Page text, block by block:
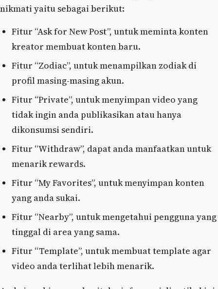
nikmati yaitu sebagai berikut:
Fitur “Ask for New Post”, untuk meminta konten
kreator membuat konten baru.
Fitur “Zodiac”, untuk menampilkan zodiak di
profil masing-masing akun.
Fitur “Private”, untuk menyimpan video yang
tidak ingin anda publikasikan atau hanya
dikonsumsi sendiri.
Fitur “Withdraw”, dapat anda manfaatkan untuk
menarik rewards.
Fitur “My Favorites”, untuk menyimpan konten
yang anda sukai.
Fitur “Nearby”, untuk mengetahui pengguna yang
tinggal di area yang sama.
Fitur “Template”, untuk membuat template agar
video anda terlihat lebih menarik.